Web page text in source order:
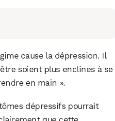
cause la dépression. Il
soient plus enclines à se
en main ».
dépressifs pourrait